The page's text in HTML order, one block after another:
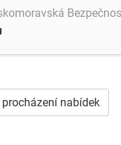
nabídek